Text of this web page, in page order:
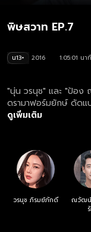
พิษสวาท EP.7
น13+ 2016
1:05:01 นาที
"นุ่น วรนุช" และ "ป้อง
ดรามาฟอร์มยักษ์ ดัดแ
ปรากฏการณ์ "พิษสวา
ทรยศ และแรงอาฆาต
ดูเพิ่มเติม
วรนุช ภิรมย์ภักดี
ณวัฒน์